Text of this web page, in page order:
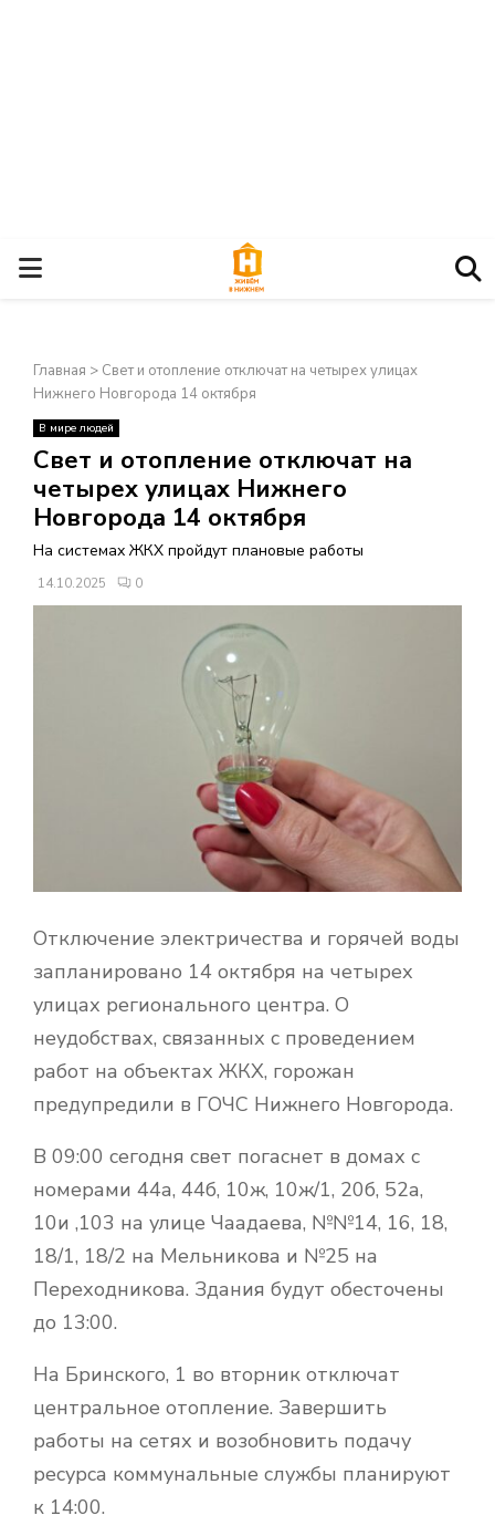
О
Н
О
В
Н
Ю
Главная > Свет и отопление отключат на четырех улицах
Нижнего Новгорода 14 октября
В мире людей
Свет и отопление отключат на
четырех улицах Нижнего
Новгорода 14 октября
На системах ЖКХ пройдут плановые работы
14.10.2025 0
Отключение электричества и горячей воды
запланировано 14 октября на четырех
улицах регионального центра. О
неудобствах, связанных с проведением
работ на объектах ЖКХ, горожан
предупредили в ГОЧС Нижнего Новгорода.
В 09:00 сегодня свет погаснет в домах с
номерами 44а, 44б, 10ж, 10ж/1, 20б, 52а,
10и ,103 на улице Чаадаева, №№14, 16, 18,
18/1, 18/2 на Мельникова и №25 на
Переходникова. Здания будут обесточены
до 13:00.
На Бринского, 1 во вторник отключат
центральное отопление. Завершить
работы на сетях и возобновить подачу
ресурса коммунальные службы планируют
к 14:00.